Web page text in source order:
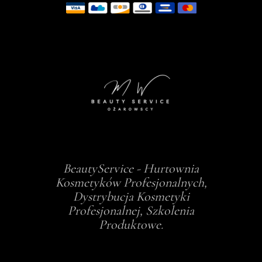
BeautyService - Hurtownia
Kosmetyków Profesjonalnych,
Dystrybucja Kosmetyki
Profesjonalnej, Szkolenia
Produktowe.